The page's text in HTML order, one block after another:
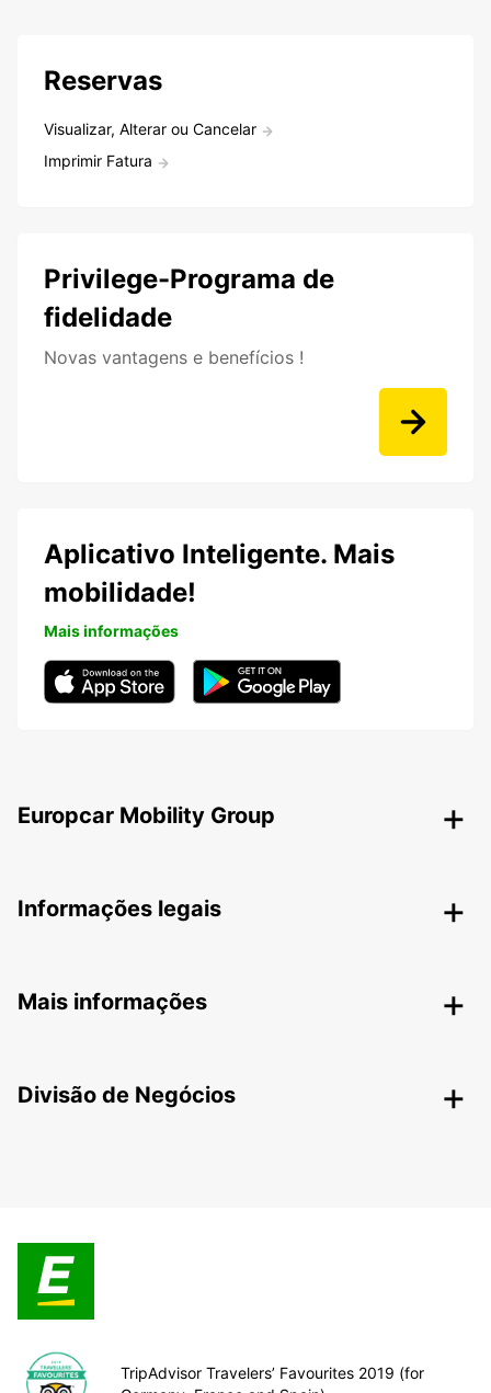
Reservas
Visualizar, Alterar ou Cancelar
Imprimir Fatura
Privilege-Programa de
fidelidade
Novas vantagens e benefícios !
Aplicativo Inteligente. Mais
mobilidade!
Mais informações
Europcar Mobility Group
Informações legais
Mais informações
Divisão de Negócios
TripAdvisor Travelers’ Favourites 2019 (for